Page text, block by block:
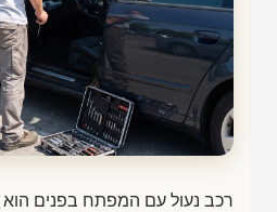
רכב נעול עם המפתח בפנים